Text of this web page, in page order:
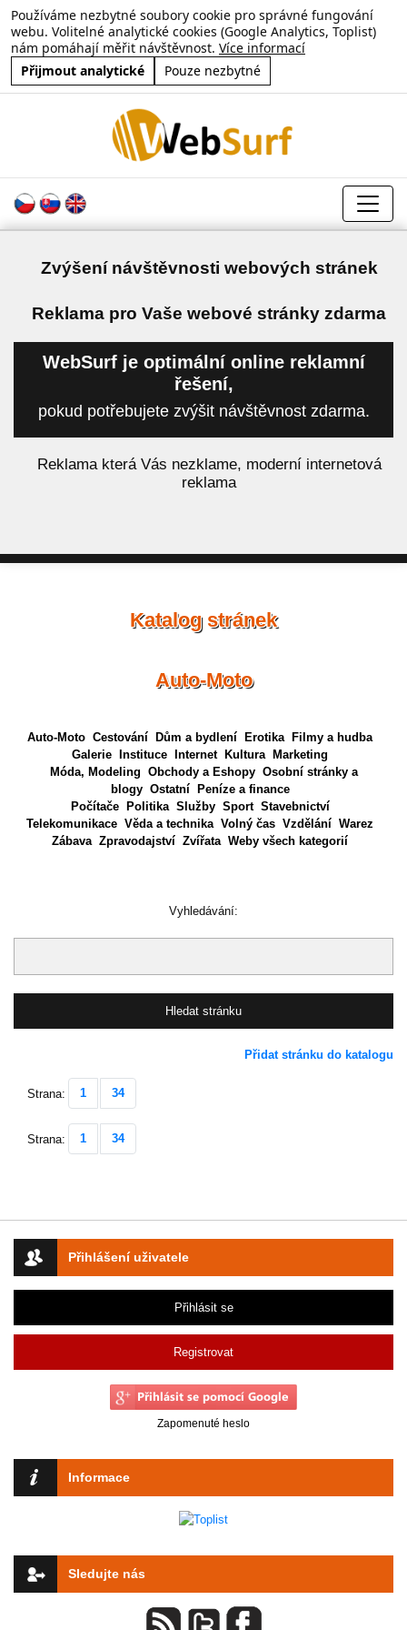
Používáme nezbytné soubory cookie pro správné fungování
webu. Volitelné analytické cookies (Google Analytics, Toplist)
nám pomáhají měřit návštěvnost. Více informací
Přijmout analytické
Pouze nezbytné
Zvýšení návštěvnosti webových stránek
Reklama pro Vaše webové stránky zdarma
WebSurf je optimální online reklamní
řešení,
pokud potřebujete zvýšit návštěvnost zdarma.
Reklama která Vás nezklame, moderní internetová
reklama
Přihlášení uživatele
Přihlásit se
Registrovat
Zapomenuté heslo
Informace
Sledujte nás
Katalog stránek
Auto-Moto
Auto-Moto Cestování Dům a bydlení Erotika
Filmy a hudba
Galerie
Instituce Internet Kultura
Marketing
Móda, Modeling Obchody a Eshopy Osobní stránky a
blogy Ostatní
Peníze a finance
Počítače
Politika Služby Sport Stavebnictví
Telekomunikace Věda a technika Volný čas Vzdělání Warez
Zábava Zpravodajství Zvířata Weby všech kategorií
Vyhledávání:
Přidat stránku do katalogu
Strana: 1 34
Strana: 1 34